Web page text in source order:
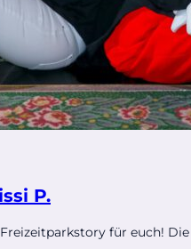
P.
für euch!